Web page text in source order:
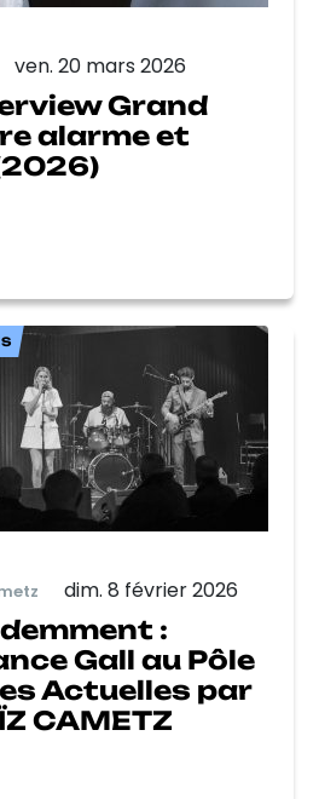
ven. 20 mars 2026
Grand
alarme et
dim. 8 février 2026
:
Gall au Pôle
Actuelles par
CAMETZ